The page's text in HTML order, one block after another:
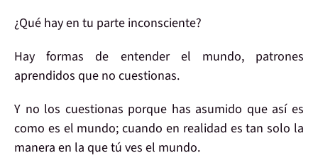
¿Qué hayen tu parte inconsciente?
Hay formas de entender el mundo, patrones
aprendidos que no cuestionas.
Y no los cuestionas porque has asumido que así es
como es el mundo; cuando en realidad es tan solo la
manera en la que tú ves el mundo.